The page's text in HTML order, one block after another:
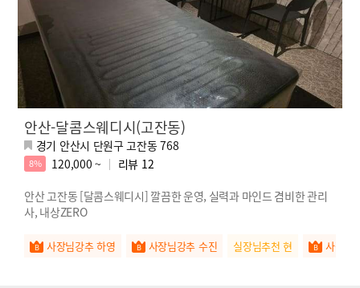
안산-달콤스웨디시(고잔동)
경기 안산시 단원구 고잔동 768
8% 120,000 ~ 리뷰 12
안산 고잔동 [달콤스웨디시] 깔끔한 운영, 실력과 마인드 겸비한 관리
사, 내상ZERO
사장님강추 하영 사장님강추 수진 실장님추천 현 사장님